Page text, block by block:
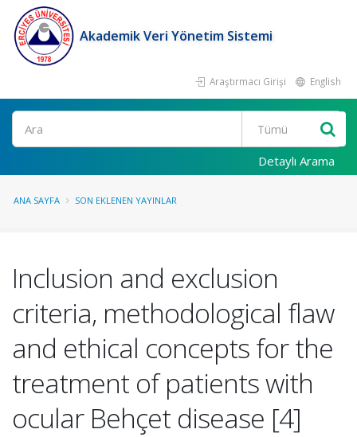
Akademik Veri Yönetim Sistemi
Araştırmacı Girişi English
Ara
Detaylı Arama
ANA SAYFA SON EKLENEN YAYINLAR
Inclusion and exclusion
criteria, methodological flaw
and ethical concepts for the
treatment of patients with
ocular Behçet disease [4]